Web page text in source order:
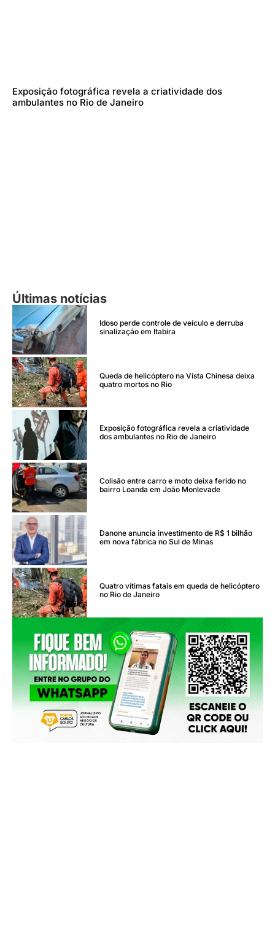
Exposição fotográfica revela a criatividade dos
ambulantes no Rio de Janeiro
Últimas notícias
Idoso perde controle de veículo e derruba
sinalização em Itabira
Queda de helicóptero na Vista Chinesa deixa
quatro mortos no Rio
Exposição fotográfica revela a criatividade
dos ambulantes no Rio de Janeiro
Colisão entre carro e moto deixa ferido no
bairro Loanda em João Monlevade
Danone anuncia investimento de R$ 1 bilhão
em nova fábrica no Sul de Minas
Quatro vítimas fatais em queda de helicóptero
no Rio de Janeiro